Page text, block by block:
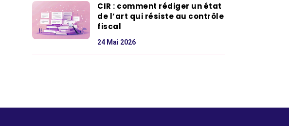
CIR : comment rédiger un état
de l’art qui résiste au contrôle
fiscal
24 Mai 2026